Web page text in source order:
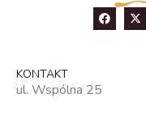
KONTAKT
ul. Wspólna 25